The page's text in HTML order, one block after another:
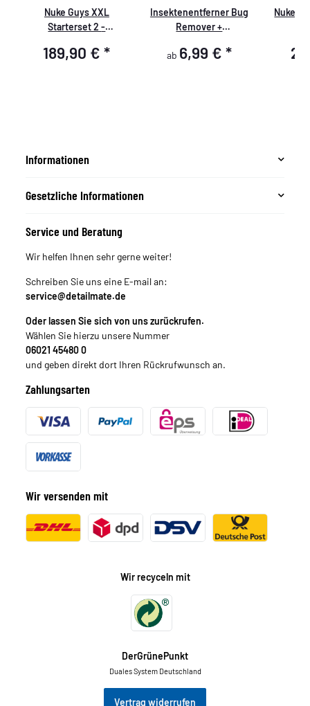
Nuke Guys XXL
Starterset 2 -
Trocknen -
189,90 €*
Insektenentferner Bug
Remover +
ab 6,99 € *
Nuke
Informationen
Gesetzliche Informationen
Service und Beratung
Wir helfen Ihnen sehr gerne weiter!
Schreiben Sie uns eine E-mail an:
service@detailmate.de
Oder lassen Sie sich von uns zurückrufen.
Wählen Sie hierzu unsere Nummer
06021 45480 0
und geben direkt dort Ihren Rückrufwunsch an.
Zahlungsarten
Wir versenden mit
Wir recyceln mit
DerGrünePunkt
Duales System Deutschland
Vertrag widerrufen